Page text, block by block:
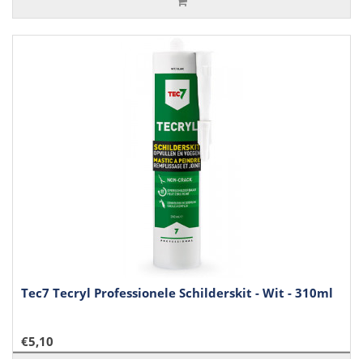
Tec7 Tecryl Professionele Schilderskit - Wit - 310ml
€5,10